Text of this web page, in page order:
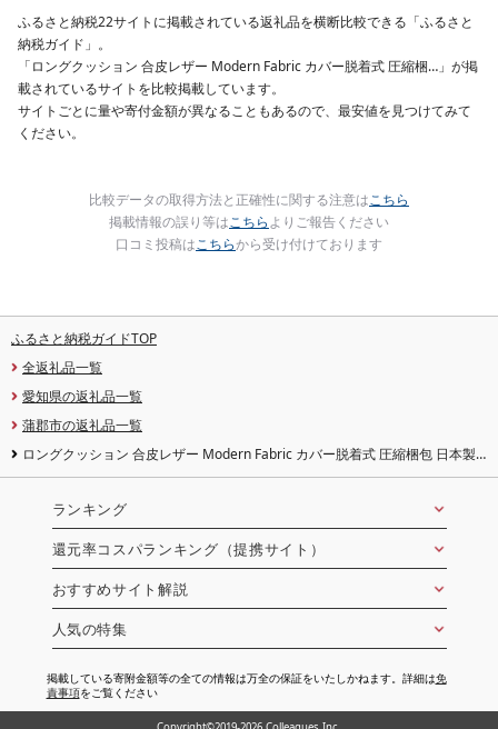
ふるさと納税22サイトに掲載されている返礼品を横断比較できる「ふるさと
納税ガイド」。
「ロングクッション 合皮レザー Modern Fabric カバー脱着式 圧縮梱…」が掲
載されているサイトを比較掲載しています。
サイトごとに量や寄付金額が異なることもあるので、最安値を見つけてみて
ください。
比較データの取得方法と正確性に関する注意はこちら
掲載情報の誤り等はこちらよりご報告ください
口コミ投稿はこちらから受け付けております
ふるさと納税ガイドTOP
全返礼品一覧
愛知県の返礼品一覧
蒲郡市の返礼品一覧
ロングクッション 合皮レザー Modern Fabric カバー脱着式 圧縮梱包 日本製
ロン(R)ランキング
還元率コスパランキング（提携サイト）
おすすめサイト解説
人気の特集
掲載している寄附金額等の全ての情報は万全の保証をいたしかねます。詳細は免
責事項をご覧ください